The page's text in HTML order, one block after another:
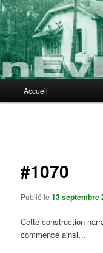
Aller
au
contenu
principalnEvErLaNd
principal
Accueil
#1070
Publié le13 septembre
Cette construction
commence ainsi…